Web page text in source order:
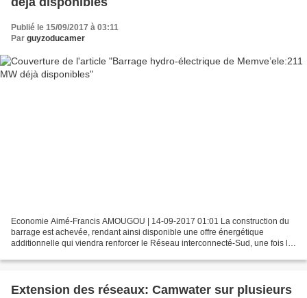
Publié le 15/09/2017 à 03:11
Par guyzoducamer
Economie Aimé-Francis AMOUGOU | 14-09-2017 01:01 La construction du
barrage est achevée, rendant ainsi disponible une offre énergétique
additionnelle qui viendra renforcer le Réseau interconnecté-Sud, une fois la
Extension des réseaux: Camwater sur plusieurs